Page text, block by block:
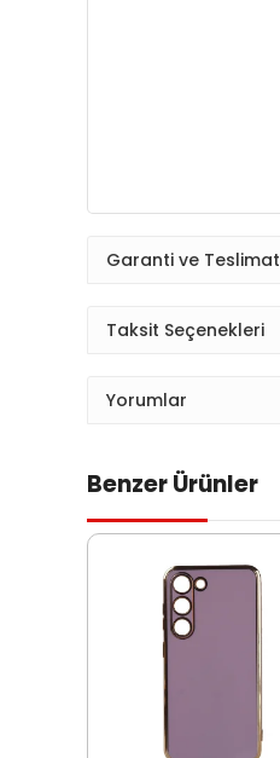
Garanti ve Teslimat
Taksit Seçenekleri
Yorumlar
Benzer Ürünler